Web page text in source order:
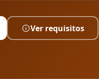
Ver requisitos